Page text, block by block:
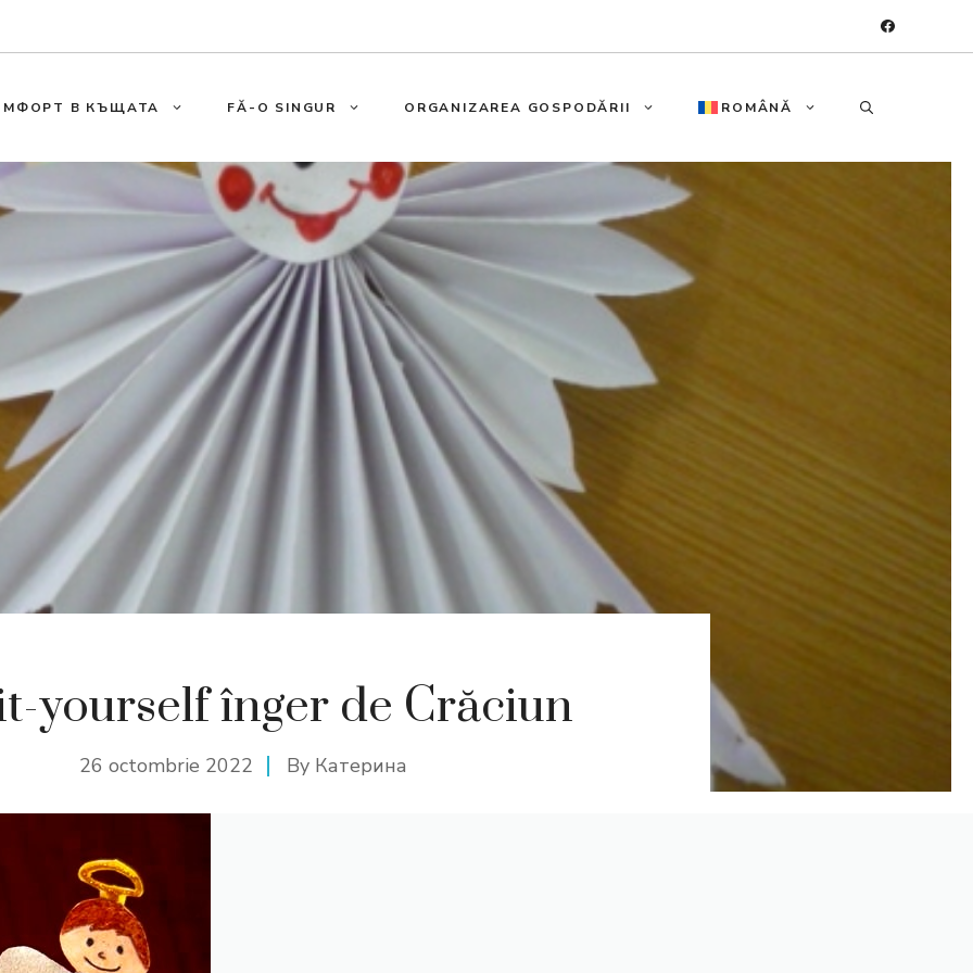
В КЪЩАТА FĂ-O SINGUR ORGANIZAREA GOSPODĂRII ROMÂNĂ
yourself înger de Crăciun
26 octombrie 2022 By Катерина